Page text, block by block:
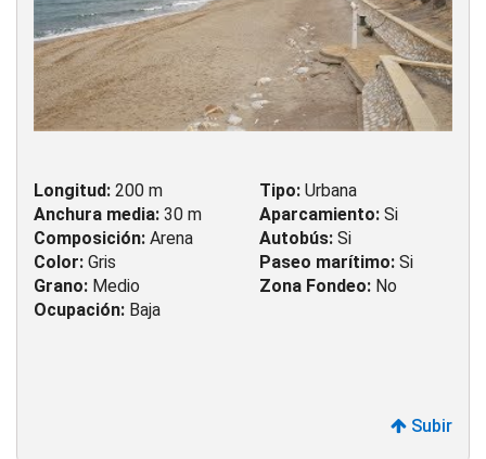
Longitud: 200 m
Anchura media: 30 m
Composición: Arena
Color: Gris
Grano: Medio
Ocupación: Baja
Tipo: Urbana
Aparcamiento: Si
Autobús: Si
Paseo marítimo: Si
Zona Fondeo: No
Subir